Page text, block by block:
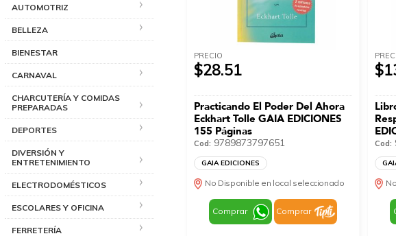
AUTOMOTRIZ
BELLEZA
BIENESTAR
CARNAVAL
CHARCUTERÍA Y COMIDAS
PREPARADAS
DEPORTES
DIVERSIÓN Y
ENTRETENIMIENTO
ELECTRODOMÉSTICOS
ESCOLARES Y OFICINA
FERRETERÍA
PRECIO
$28.51
Practicando El Poder Del Ahora
Eckhart Tolle GAIA EDICIONES
155 Páginas
Cod: 9789873797651
GAIA EDICIONES
No Disponible en local seleccionado
Comprar Comprar
Cod: